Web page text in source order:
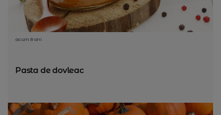
acum 8 ani
Pasta de dovleac